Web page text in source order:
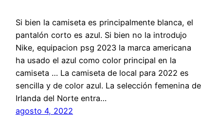
Si bien la camiseta es principalmente blanca, el
pantalón corto es azul. Si bien no la introdujo
Nike, equipacion psg 2023 la marca americana
ha usado el azul como color principal en la
camiseta … La camiseta de local para 2022 es
sencilla y de color azul. La selección femenina de
Irlanda del Norte entra…
agosto 4, 2022